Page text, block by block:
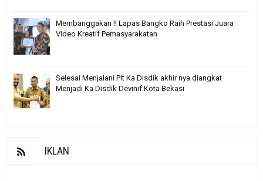
Membanggakan !! Lapas Bangko Raih Prestasi Juara
Video Kreatif Pemasyarakatan
Selesai Menjalani Plt Ka Disdik akhir nya diangkat
Menjadi Ka Disdik Devinif Kota Bekasi
IKLAN